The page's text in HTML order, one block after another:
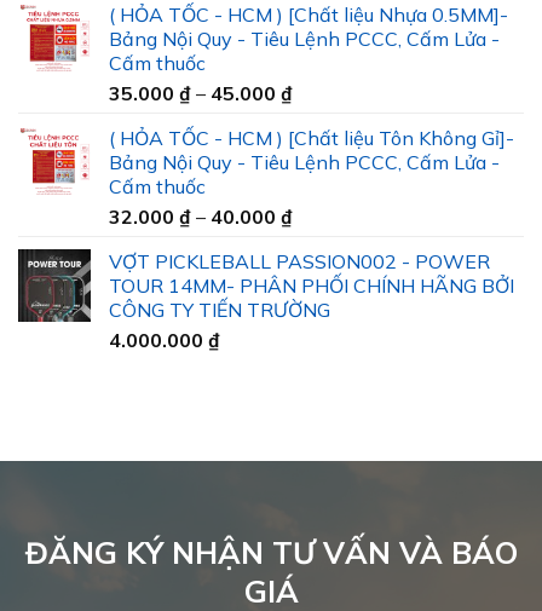
( HỎA TỐC - HCM ) [Chất liệu Nhựa 0.5MM]-
Bảng Nội Quy - Tiêu Lệnh PCCC, Cấm Lửa -
Cấm thuốc
35.000 ₫ – 45.000 ₫Khoảng
từ
35.000 ₫
45.000 ₫
( HỎA TỐC - HCM ) [Chất liệu Tôn Không Gỉ]-
Bảng Nội Quy - Tiêu Lệnh PCCC, Cấm Lửa -
Cấm thuốc
32.000 ₫ – 40.000 ₫Khoảng
từ
32.000 ₫
đến
VỢT PICKLEBALL PASSION002 - POWER
TOUR 14MM- PHÂN PHỐI CHÍNH HÃNG BỞI
CÔNG TY TIẾN TRƯỜNG
4.000.000 ₫
ĐĂNG KÝ NHẬN TƯ VẤN VÀ BÁO
GIÁ